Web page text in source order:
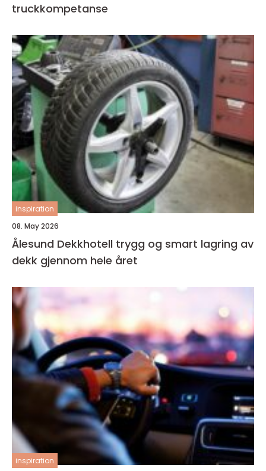
truckkompetanse
inspiration
08. May 2026
Ålesund Dekkhotell trygg og smart lagring av
dekk gjennom hele året
inspiration